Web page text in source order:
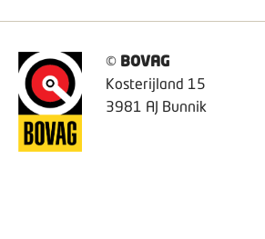
© BOVAG
Kosterijland 15
3981 AJ Bunnik